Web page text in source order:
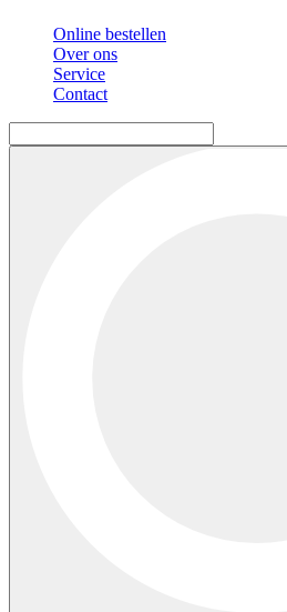
Online bestellen
Over ons
Service
Contact